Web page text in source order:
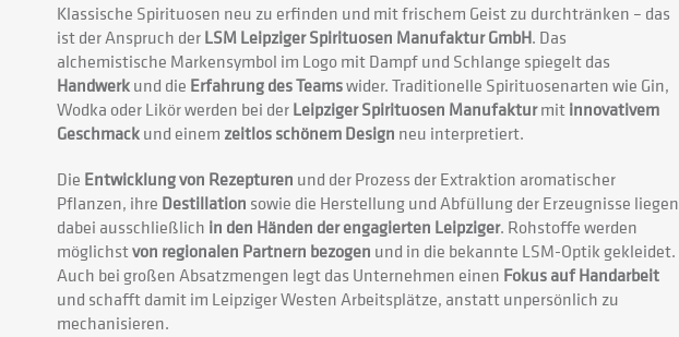
Klassische Spirituosen neu zu erfinden und mit frischem Geist zu durchtränken – das
ist der Anspruch derLSM Leipziger Spirituosen Manufaktur GmbH. Das
alchemistische Markensymbol im Logo mit Dampf und Schlange spiegelt das
Handwerkund die Erfahrung des Teamswider. Traditionelle Spirituosenarten wie Gin,
Wodka oder Likör werden bei derLeipziger Spirituosen Manufakturmitinnovativem
Geschmackund einem zeitlos schönem Design neu interpretiert.
Die Entwicklung von Rezepturen und der Prozess der Extraktion aromatischer
Pflanzen, ihre Destillation sowie die Herstellung und Abfüllung der Erzeugnisse liegen
dabei ausschließlich in den Händen der engagierten Leipziger. Rohstoffe werden
möglichstvon regionalen Partnern bezogen und in die bekannte LSM-Optik gekleidet.
Auch bei großen Absatzmengen legt das Unternehmen einen Fokus auf Handarbeit
und schafft damit im Leipziger Westen Arbeitsplätze, anstatt unpersönlich zu
mechanisieren.